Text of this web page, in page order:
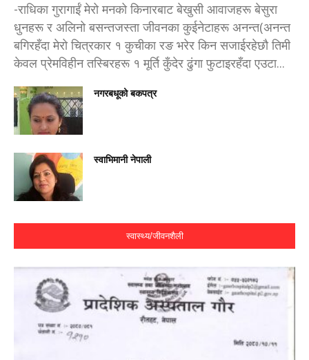
-राधिका गुरागाईं मेरो मनको किनारबाट बेखुसी आवाजहरू बेसुरा
धुनहरू र अलिनो बसन्तजस्ता जीवनका कुईनेटाहरू अनन्त(अनन्त
बगिरहँदा मेरो चित्रकार १ कुचीका रङ भरेर किन सजाईरहेछौ तिमी
केवल प्रेमविहीन तस्बिरहरू १ मूर्ति कुँदेर ढुंगा फुटाइरहँदा एउटा...
नगरबधूको बकपत्र
स्वाभिमानी नेपाली
स्वास्थ्य/जीवनशैली